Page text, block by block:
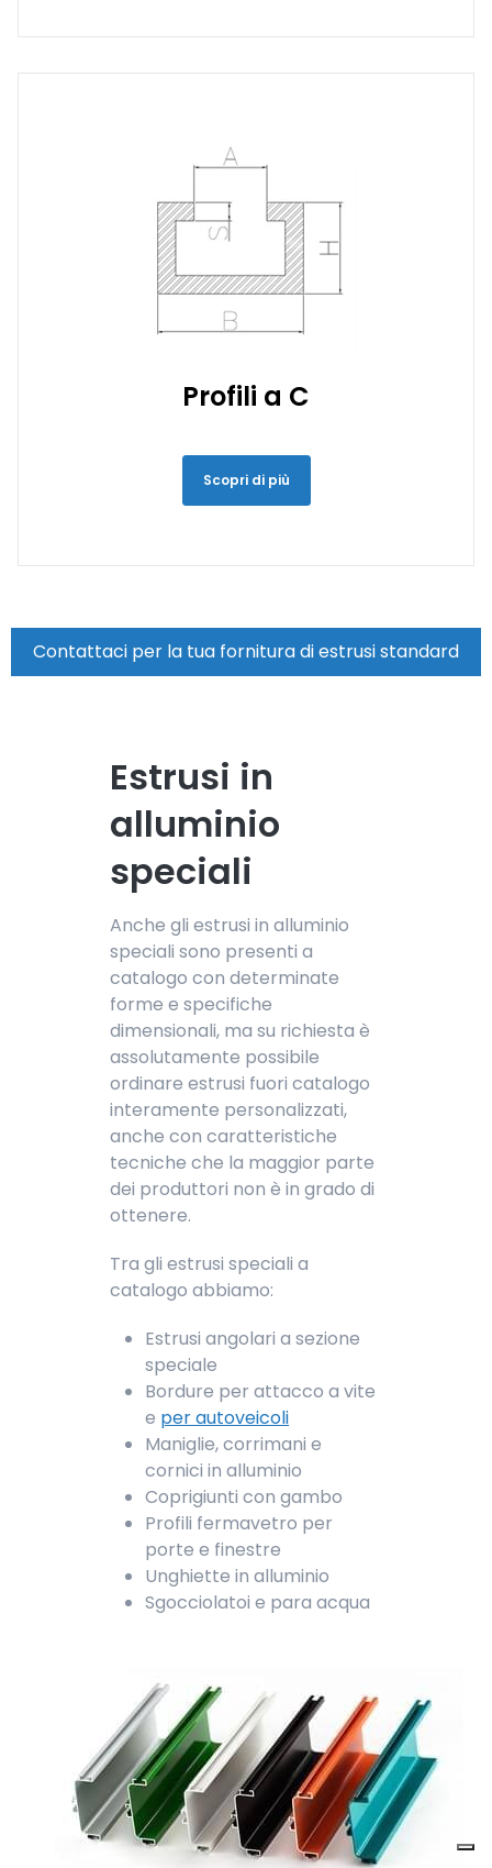
Profili a C
Scopri di più
Contattaci per la tua fornitura di estrusi standard
Estrusi in
alluminio
speciali
Anche gli estrusi in alluminio
speciali sono presenti a
catalogo con determinate
forme e specifiche
dimensionali, ma su richiesta è
assolutamente possibile
ordinare estrusi fuori catalogo
interamente personalizzati,
anche con caratteristiche
tecniche che la maggior parte
dei produttori non è in grado di
ottenere.
Tra gli estrusi speciali a
catalogo abbiamo:
Estrusi angolari a sezione
speciale
Bordure per attacco a vite
e per autoveicoli
Maniglie, corrimani e
cornici in alluminio
Coprigiunti con gambo
Profili fermavetro per
porte e finestre
Unghiette in alluminio
Sgocciolatoi e para acqua